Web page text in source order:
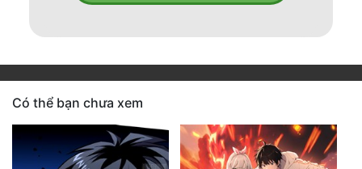
Có thể bạn chưa xem